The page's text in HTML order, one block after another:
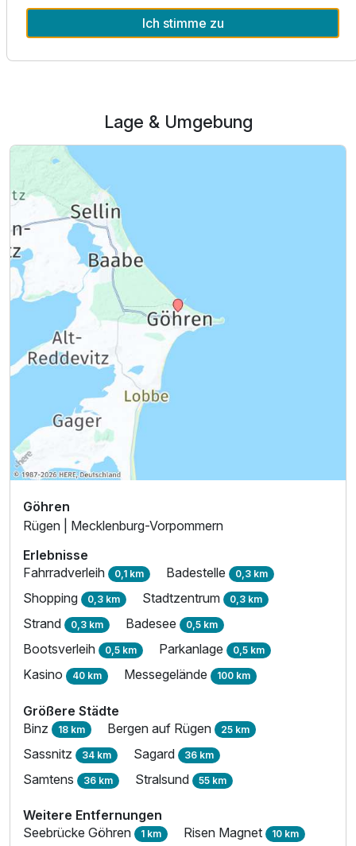
Alle Infos zum AKZENT Waldhotel Rügen
Lage & Umgebung
Göhren
Rügen | Mecklenburg-Vorpommern
Erlebnisse
Fahrradverleih 0,1 km Badestelle 0,3 km
Shopping 0,3 km Stadtzentrum 0,3 km
Strand 0,3 km Badesee 0,5 km
Bootsverleih 0,5 km Parkanlage 0,5 km
Kasino 40 km Messegelände 100 km
Größere Städte
Binz 18 km Bergen auf Rügen 25 km
Sassnitz 34 km Sagard 36 km
Samtens 36 km Stralsund 55 km
Weitere Entfernungen
Seebrücke Göhren 1 km Risen Magnet 10 km
Ich stimme zu